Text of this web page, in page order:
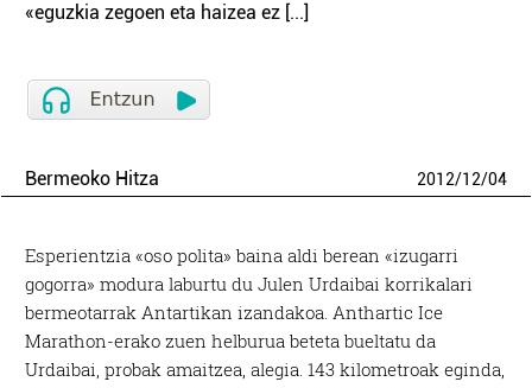
«eguzkia zegoen eta haizea ez [...]
Bermeoko Hitza 2012/12/04
Esperientzia «oso polita» baina aldi berean «izugarri
gogorra» modura laburtu du Julen Urdaibai korrikalari
bermeotarrak Antartikan izandakoa. Anthartic Ice
Marathon-erako zuen helburua beteta bueltatu da
Urdaibai, probak amaitzea, alegia. 143 kilometroak eginda,